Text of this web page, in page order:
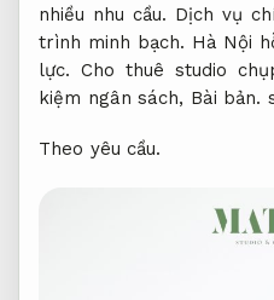
nhiều nhu cầu. Dịch vụ
trình minh bạch. Hà Nội
lực. Cho thuê studio
kiệm ngân sách, Bài bản.
Theo yêu cầu.